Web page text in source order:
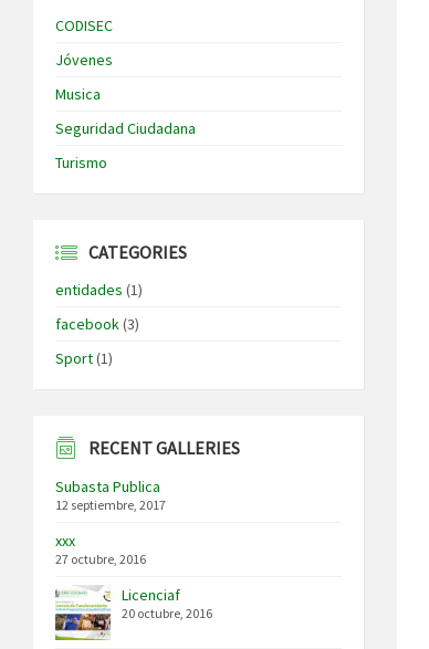
CODISEC
Jóvenes
Musica
Seguridad Ciudadana
Turismo
CATEGORIES
entidades (1)
facebook(3)
Sport(1)
RECENT GALLERIES
Subasta Publica
12 septiembre, 2017
xxx
27 octubre, 2016
Licenciaf
20 octubre, 2016